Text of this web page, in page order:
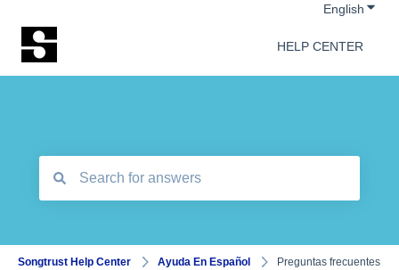
English
HELP CENTER
Songtrust Help Center Ayuda En Español Preguntas frecuentes